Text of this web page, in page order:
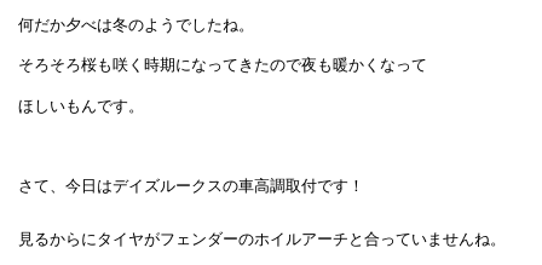
何だか夕べは冬のようでしたね。
そろそろ桜も咲く時期になってきたので夜も暖かくなって
ほしいもんです。
さて、今日はデイズルークスの車高調取付です！
見るからにタイヤがフェンダーのホイルアーチと合っていませんね。